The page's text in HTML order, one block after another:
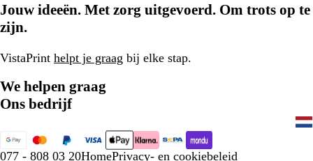
Jouw ideeën. Met zorg uitgevoerd. Om trots op te
zijn.
VistaPrint helpt je graag bij elke stap.
We helpen graag
Ons bedrijf
077 - 808 03 20HomePrivacy- en cookiebeleid